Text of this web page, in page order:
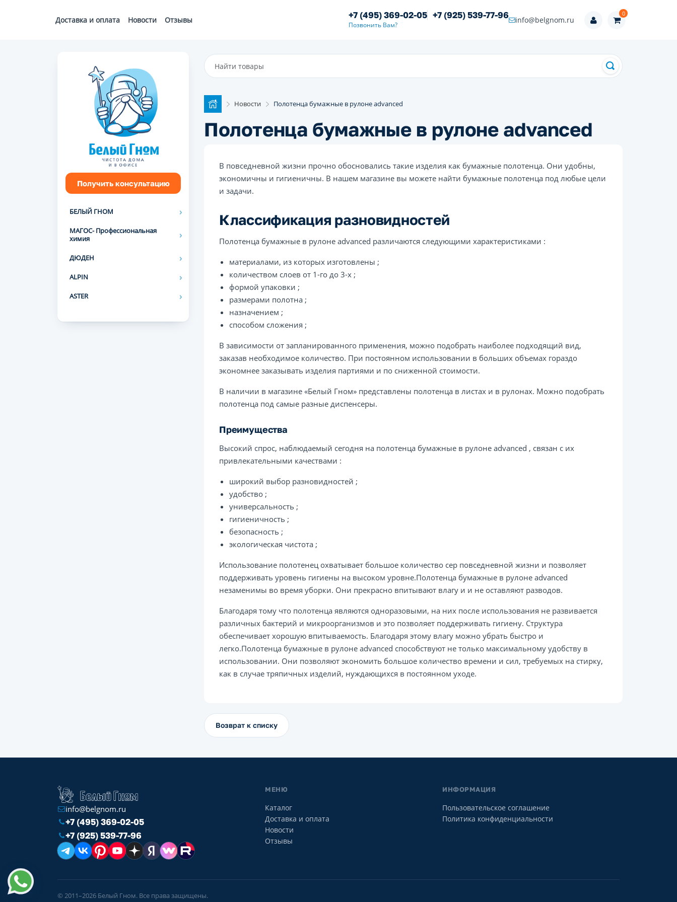
Доставка и оплата Новости Отзывы +7 (495) 369-02-05 +7 (925) 539-77-96
Позвонить Вам?
info@belgnom.ru
0
Получить консультацию
БЕЛЫЙ ГНОМ
МАГОС- Профессиональная
химия
ДЮДЕН
ALPIN
ASTER
Новости Полотенца бумажные в рулоне advanced
Полотенца бумажные в рулоне advanced
В повседневной жизни прочно обосновались такие изделия как бумажные полотенца. Они удобны,
экономичны и гигиеничны. В нашем магазине вы можете найти бумажные полотенца под любые цели
и задачи.
Классификация разновидностей
Полотенца бумажные в рулоне advanced различаются следующими характеристиками :
материалами, из которых изготовлены ;
количеством слоев от 1-го до 3-х ;
формой упаковки ;
размерами полотна ;
назначением ;
способом сложения ;
В зависимости от запланированного применения, можно подобрать наиболее подходящий вид,
заказав необходимое количество. При постоянном использовании в больших объемах гораздо
экономнее заказывать изделия партиями и по сниженной стоимости.
В наличии в магазине «Белый Гном» представлены полотенца в листах и в рулонах. Можно подобрать
полотенца под самые разные диспенсеры.
Преимущества
Высокий спрос, наблюдаемый сегодня на полотенца бумажные в рулоне advanced , связан с их
привлекательными качествами :
широкий выбор разновидностей ;
удобство ;
универсальность ;
гигиеничность ;
безопасность ;
экологическая чистота ;
Использование полотенец охватывает большое количество сер повседневной жизни и позволяет
поддерживать уровень гигиены на высоком уровне.Полотенца бумажные в рулоне advanced
незаменимы во время уборки. Они прекрасно впитывают влагу и и не оставляют разводов.
Благодаря тому что полотенца являются одноразовыми, на них после использования не развивается
различных бактерий и микроорганизмов и это позволяет поддерживать гигиену. Структура
обеспечивает хорошую впитываемость. Благодаря этому влагу можно убрать быстро и
легко.Полотенца бумажные в рулоне advanced способствуют не только максимальному удобству в
использовании. Они позволяют экономить большое количество времени и сил, требуемых на стирку,
как в случае тряпичных изделий, нуждающихся в постоянном уходе.
Возврат к списку
info@belgnom.ru
+7 (495) 369-02-05
+7 (925) 539-77-96
МЕНЮ
Каталог
Доставка и оплата
Новости
Отзывы
ИНФОРМАЦИЯ
Пользовательское соглашение
Политика конфиденциальности
© 2011–2026 Белый Гном. Все права защищены.